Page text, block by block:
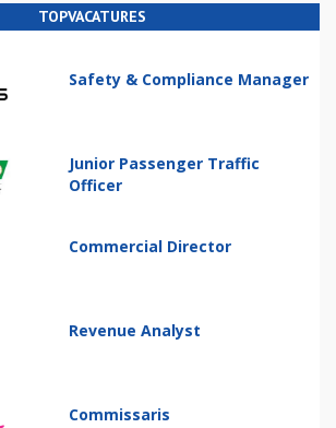
TOPVACATURES
Safety & Compliance Manager
Junior Passenger Traffic
Officer
Commercial Director
Revenue Analyst
Commissaris